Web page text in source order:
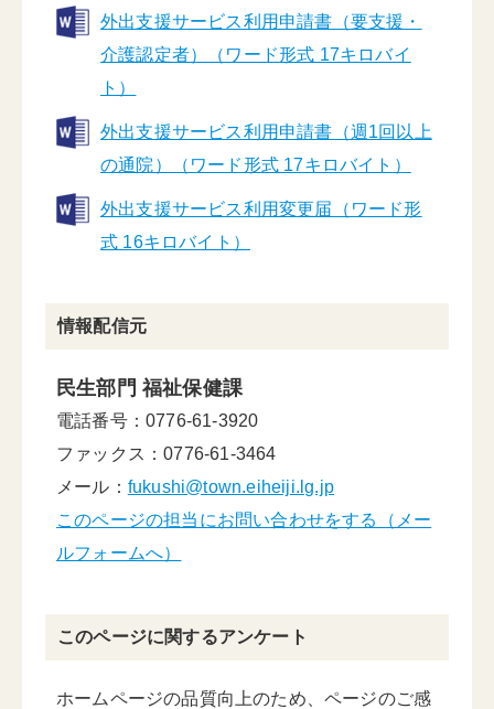
外出支援サービス利用申請書（要支援・
介護認定者）（ワード形式 17キロバイ
ト）
外出支援サービス利用申請書（週1回以上
の通院）（ワード形式 17キロバイト）
外出支援サービス利用変更届（ワード形
式 16キロバイト）
情報配信元
民生部門 福祉保健課
電話番号：0776-61-3920
ファックス：0776-61-3464
メール： fukushi@town.eiheiji.lg.jp
このページの担当にお問い合わせをする（メー
ルフォームへ）
このページに関するアンケート
ホームページの品質向上のため、ページのご感